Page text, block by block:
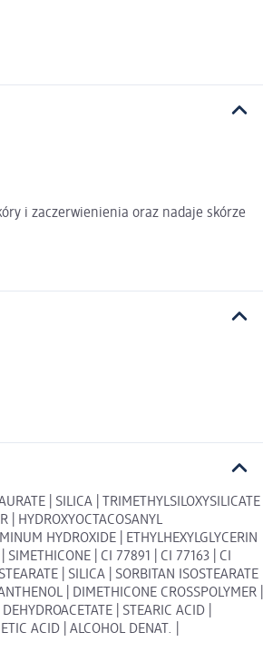
i zaczerwienienia oraz nadaje skórze
| SILICA | TRIMETHYLSILOXYSILICATE
| HYDROXYOCTACOSANYL
HYDROXIDE | ETHYLHEXYLGLYCERIN
SIMETHICONE | CI 77891 | CI 77163 | CI
| SILICA | SORBITAN ISOSTEARATE
| DIMETHICONE CROSSPOLYMER |
| STEARIC ACID |
ACID | ALCOHOL DENAT. |